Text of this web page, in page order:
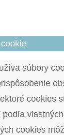
súbory
cookies
cookies